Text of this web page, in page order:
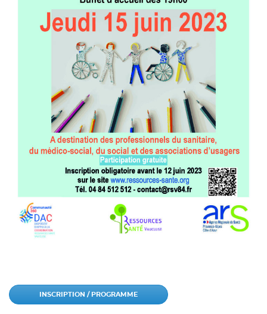
INSCRIPTION / PROGRAMME